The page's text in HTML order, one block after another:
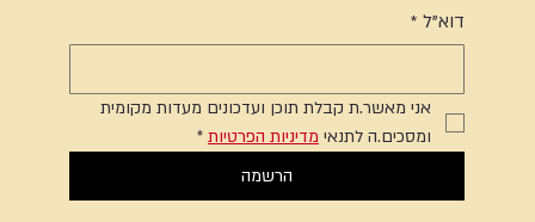
דוא"ל *
אני מאשר.ת קבלת תוכן ועדכונים מעדות מקומית
ומסכים.ה לתנאי מדיניות הפרטיות *
הרשמה